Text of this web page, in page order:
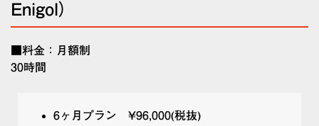
Enigol）
■料金：月額制
30時間
6ヶ月プラン ¥96,000(税抜)